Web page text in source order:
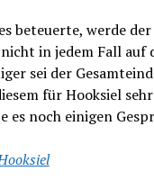
beteuerte, werde der
in jedem Fall auf
sei der
für Hooksiel
es noch einigen